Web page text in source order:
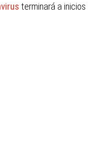
terminará a inicios